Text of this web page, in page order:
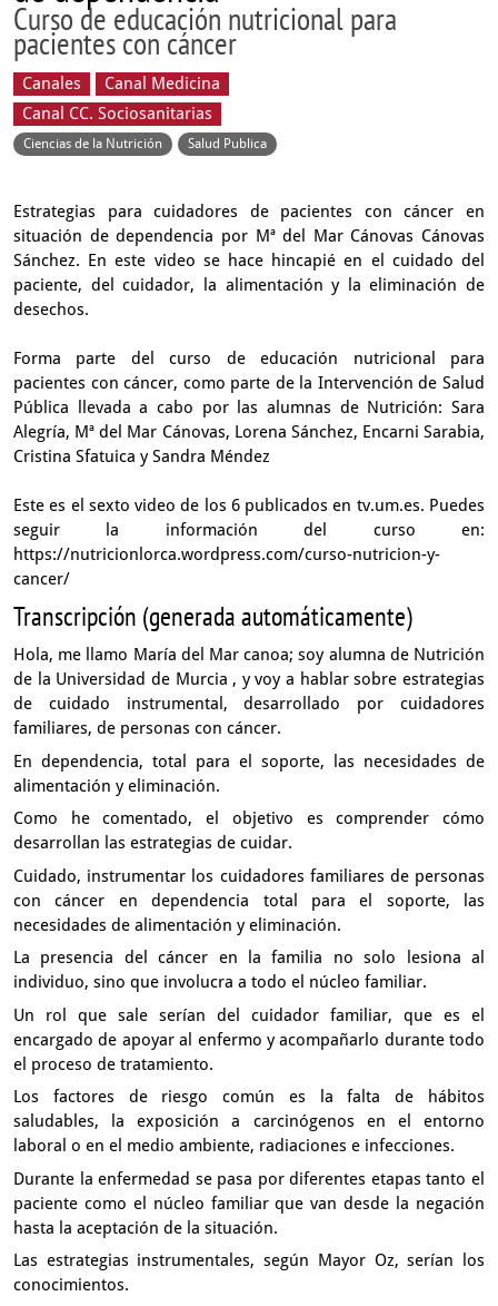
Curso de educación nutricional para
pacientes con cáncer
Canales
Canal Medicina
Canal CC. Sociosanitarias
Ciencias de la Nutrición Salud Publica
Estrategias para cuidadores de pacientes con cáncer en
situación de dependencia por Mª del Mar Cánovas Cánovas
Sánchez. En este video se hace hincapié en el cuidado del
paciente, del cuidador, la alimentación y la eliminación de
desechos.
Forma parte del curso de educación nutricional para
pacientes con cáncer, como parte de la Intervención de Salud
Pública llevada a cabo por las alumnas de Nutrición: Sara
Alegría, Mª del Mar Cánovas, Lorena Sánchez, Encarni Sarabia,
Cristina Sfatuica y Sandra Méndez
Este es el sexto video de los 6 publicados en tv.um.es. Puedes
seguir la información del curso en:
https://nutricionlorca.wordpress.com/curso-nutricion-y-
cancer/
Transcripción (generada automáticamente)
Hola, me llamo María del Mar canoa;soy alumna de Nutrición
de la Universidad de Murcia , y voy a hablar sobre estrategias
de cuidado instrumental,desarrollado por cuidadores
familiares, de personas con cáncer.
En dependencia, total para el soporte,
las necesidades de
alimentación y eliminación.
Como he comentado, el objetivo es comprender cómo
desarrollan las estrategias de cuidar.
Cuidado, instrumentar los cuidadores familiares de personas
con cáncer en dependencia total para el soporte,
las
necesidades de alimentación y eliminación.
La presencia del cáncer en la familia no solo lesiona al
individuo, sino que involucra a todo el núcleo familiar.
Un rol que sale serían del cuidador familiar, que es el
encargado de apoyar al enfermo y acompañarlo durante todo
el proceso de tratamiento.
Los factores de riesgo común es la falta de hábitos
saludables,
la exposición a carcinógenos en el entorno
laboral o en el medio ambiente, radiaciones e infecciones.
Durante la enfermedad se pasa por diferentes etapastanto el
paciente como el núcleo familiarque van desde la negación
hasta la aceptación de la situación.
Las estrategias instrumentales, según Mayor Oz,serían los
conocimientos.